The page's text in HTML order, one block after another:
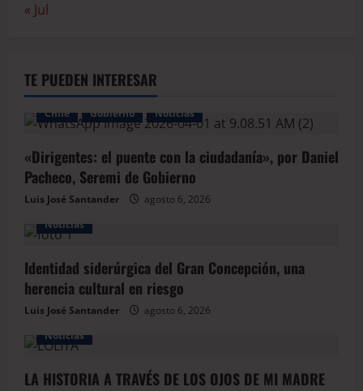
« Jul
TE PUEDEN INTERESAR
Chile Gobierno Noticias
«Dirigentes: el puente con la ciudadanía», por Daniel
Pacheco, Seremi de Gobierno
Luis José Santander
agosto 6, 2026
Noticias
Identidad siderúrgica del Gran Concepción, una
herencia cultural en riesgo
Luis José Santander
agosto 6, 2026
Noticias
LA HISTORIA A TRAVÉS DE LOS OJOS DE MI MADRE